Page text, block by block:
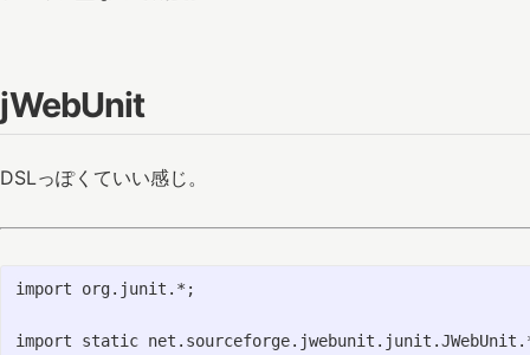
jWebUnit
DSLっぽくていい感じ。
import org.junit.*;
import static